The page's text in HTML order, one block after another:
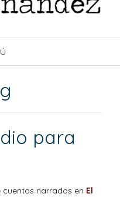
para
narrados en El